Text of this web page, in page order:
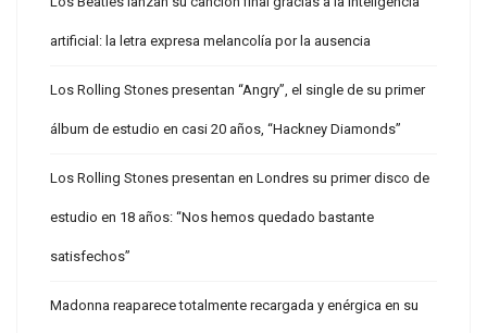
artificial: la letra expresa melancolía por la ausencia
Los Rolling Stones presentan “Angry”, el single de su primer
álbum de estudio en casi 20 años, “Hackney Diamonds”
Los Rolling Stones presentan en Londres su primer disco de
estudio en 18 años: “Nos hemos quedado bastante
satisfechos”
Madonna reaparece totalmente recargada y enérgica en su